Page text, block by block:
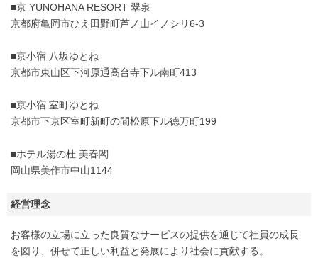
■京 YUNOHANA RESORT 翠泉
京都府亀岡市ひえ田野町芦ノ山イノシリ6-3
■京小宿 八坂ゆとね
京都市東山区下河原通高台寺下ル南町413
■京小宿 室町ゆとね
京都市下京区室町新町の間松原下ル徳万町199
■ホテル湯の杜 美春閣
岡山県美作市中山1144
経営理念
お客様の立場に立った良質なサービスの提供を通じて社員の成長
を図り、併せて正しい利益と発展により社会に貢献する。